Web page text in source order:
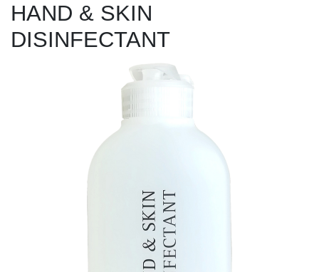
HAND & SKIN
DISINFECTANT